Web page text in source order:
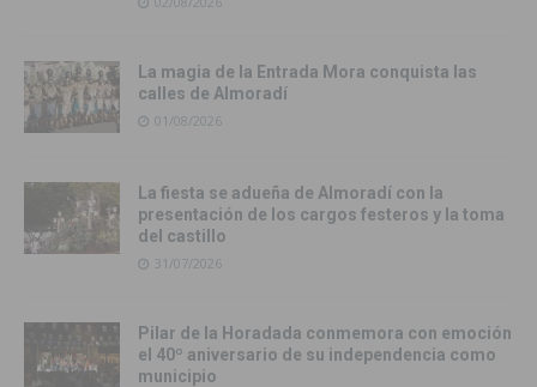
La magia de la Entrada Mora conquista las
calles de Almoradí
01/08/2026
La fiesta se adueña de Almoradí con la
presentación de los cargos festeros y la toma
del castillo
31/07/2026
Pilar de la Horadada conmemora con emoción
el 40º aniversario de su independencia como
municipio